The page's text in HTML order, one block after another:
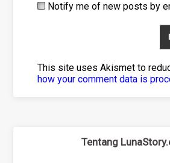
Notify me of new posts by
This site uses Akismet to
how your comment data is
Tentang